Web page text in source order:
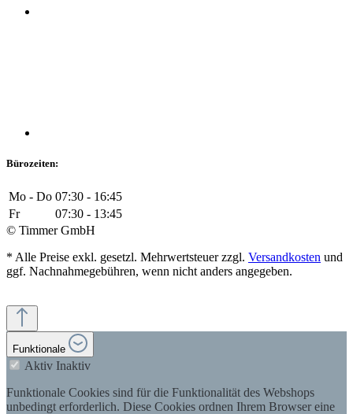
Bürozeiten:
Mo - Do 07:30 - 16:45
Fr
07:30 - 13:45
© Timmer GmbH
* Alle Preise exkl. gesetzl. Mehrwertsteuer zzgl. Versandkosten und
ggf. Nachnahmegebühren, wenn nicht anders angegeben.
Funktionale
Aktiv Inaktiv
Funktionale Cookies sind für die Funktionalität des Webshops
unbedingt erforderlich. Diese Cookies ordnen Ihrem Browser eine